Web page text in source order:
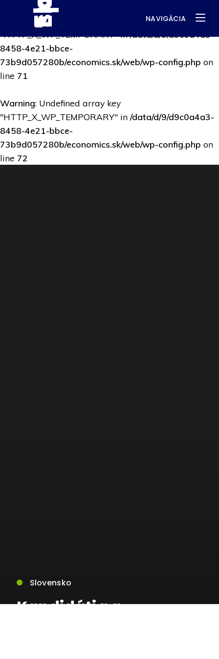
: Undefined array key
"HTTP_X_WP_TEMPORARY" in/data/d/9/d9c0a4a3-
8458-4e21-bbce-
73b9d057280b/economics.sk/web/wp-config.php on
line 71
Warning: Undefined array key
"HTTP_X_WP_TEMPORARY" in /data/d/9/d9c0a4a3-
8458-4e21-bbce-
73b9d057280b/economics.sk/web/wp-config.php on
line 72
NAVIGÁCIA
Slovensko
Kandidáti na